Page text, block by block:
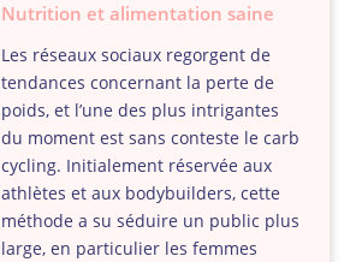
Nutrition et alimentation saine
Les réseaux sociaux regorgent de
tendances concernant la perte de
poids, et l’une des plus intrigantes
du moment est sans conteste le carb
cycling. Initialement réservée aux
athlètes et aux bodybuilders, cette
méthode a su séduire un public plus
large, en particulier les femmes